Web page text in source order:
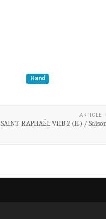
Hand
ARTICLE
SAINT-RAPHAËL VHB 2 (H) /